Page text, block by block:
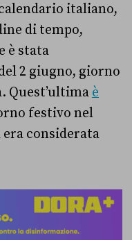
italiano,
di tempo,
è stata
2 giugno, giorno
Quest’ultima è
festivo nel
era considerata